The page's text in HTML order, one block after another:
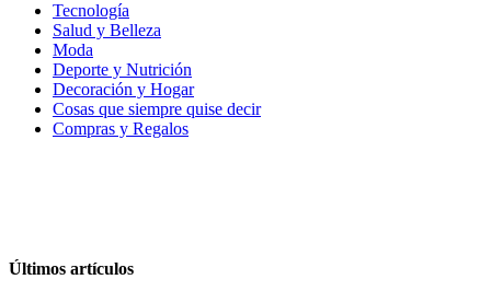
Tecnología
Salud y Belleza
Moda
Deporte y Nutrición
Decoración y Hogar
Cosas que siempre quise decir
Compras y Regalos
Últimos artículos